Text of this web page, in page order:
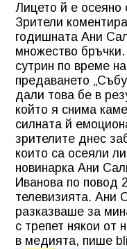
Лицето й е осеяно
Зрители
годишната Ани
множество
сутрин по време
предаването
дали това бе в
който я снима
силната й
зрителите днес
които са осеяли
новинарка Ани
Иванова по повод
телевизията. Ани
разказваше за
с трепет някои от
в медията, пише